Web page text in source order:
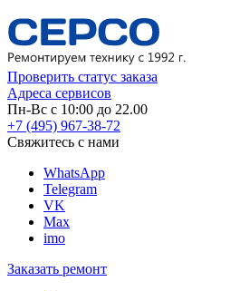
Проверить статус заказа
Адреса сервисов
Пн-Вс с 10:00 до 22.00
+7 (495) 967-38-72
Свяжитесь с нами
WhatsApp
Telegram
VK
Max
imo
Заказать ремонт